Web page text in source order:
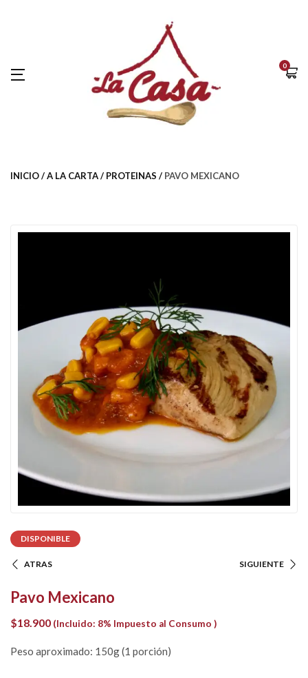
0
INICIO A LA CARTA PROTEINAS PAVO MEXICANO
DISPONIBLE
ATRAS SIGUIENTE
Pavo Mexicano
$18.900 (Incluido: 8% Impuesto al Consumo )
Peso aproximado: 150g (1 porción)